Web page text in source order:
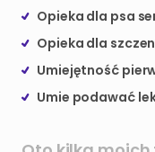
Opieka dla psa
Opieka dla
Umiejętność
Umie podawać